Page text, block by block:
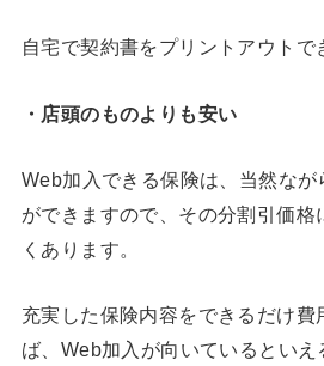
自宅で契約書をプリントアウトで
・店頭のものよりも安い
Web加入できる保険は、当然なが
ができますので、その分割引価格
くあります。
充実した保険内容をできるだけ
ば、Web加入が向いているといえ